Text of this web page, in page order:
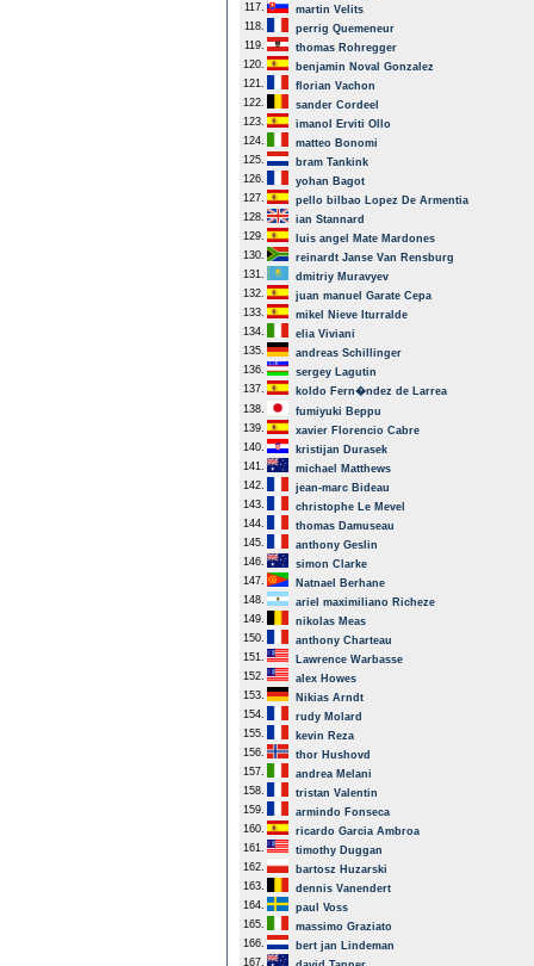
117.
martin Velits
118.
perrig Quemeneur
119.
thomas Rohregger
120.
benjamin Noval Gonzalez
121.
florian Vachon
122.
sander Cordeel
123.
imanol Erviti Ollo
124.
matteo Bonomi
125.
bram Tankink
126.
yohan Bagot
127.
pello bilbao Lopez De Armentia
128.
ian Stannard
129.
luis angel Mate Mardones
130.
reinardt Janse Van Rensburg
131.
dmitriy Muravyev
132.
juan manuel Garate Cepa
133.
mikel Nieve Iturralde
134.
elia Viviani
135.
andreas Schillinger
136.
sergey Lagutin
137.
koldo Fern�ndez de Larrea
138.
fumiyuki Beppu
139.
xavier Florencio Cabre
140.
kristijan Durasek
141.
michael Matthews
142.
jean-marc Bideau
143.
christophe Le Mevel
144.
thomas Damuseau
145.
anthony Geslin
146.
simon Clarke
147.
Natnael Berhane
148.
ariel maximiliano Richeze
149.
nikolas Meas
150.
anthony Charteau
151.
Lawrence Warbasse
152.
alex Howes
153.
Nikias Arndt
154.
rudy Molard
155.
kevin Reza
156.
thor Hushovd
157.
andrea Melani
158.
tristan Valentin
159.
armindo Fonseca
160.
ricardo Garcia Ambroa
161.
timothy Duggan
162.
bartosz Huzarski
163.
dennis Vanendert
164.
paul Voss
165.
massimo Graziato
166.
bert jan Lindeman
167.